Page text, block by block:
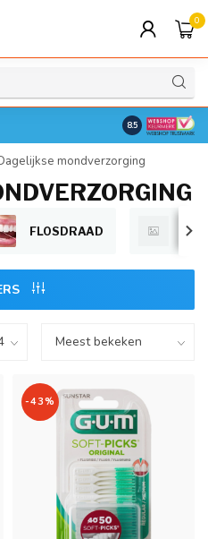
0
8.5
mondverzorging
FLOSDRAAD
-43%